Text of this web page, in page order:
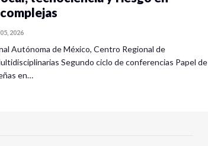
2026
Autónoma de México, Centro Regional de
Segundo ciclo de conferencias Papel de
en…